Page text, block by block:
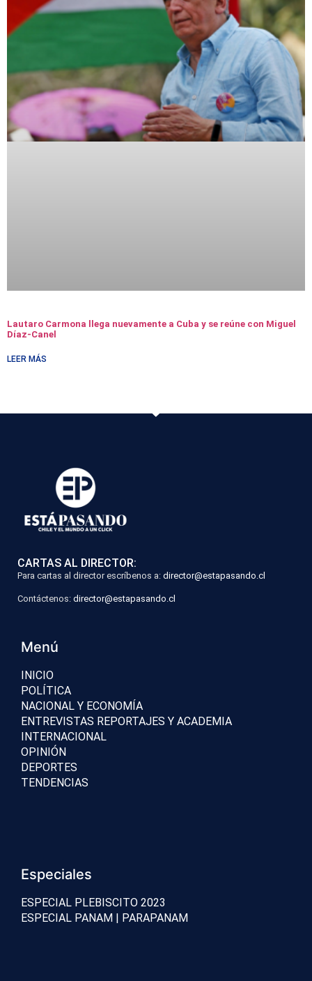
Lautaro Carmona llega nuevamente a Cuba y se reúne con Miguel
Díaz-Canel
LEER MÁS
CARTAS AL DIRECTOR:
Para cartas al director escríbenos a: director@estapasando.cl
Contáctenos: director@estapasando.cl
Menú
INICIO
POLÍTICA
NACIONAL Y ECONOMÍA
ENTREVISTAS REPORTAJES Y ACADEMIA
INTERNACIONAL
OPINIÓN
DEPORTES
TENDENCIAS
Especiales
ESPECIAL PLEBISCITO 2023
ESPECIAL PANAM | PARAPANAM